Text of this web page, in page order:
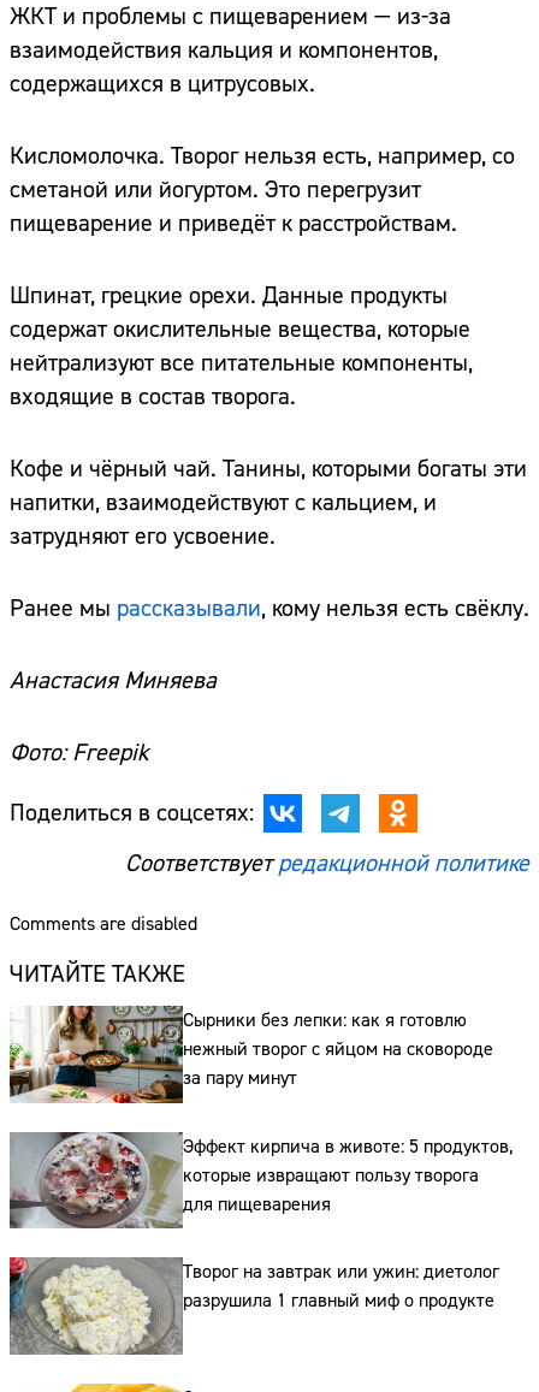
ЖКТ и проблемы с пищеварением — из-за
взаимодействия кальция и компонентов,
содержащихся в цитрусовых.
Кисломолочка. Творог нельзя есть, например, со
сметаной или йогуртом. Это перегрузит
пищеварение и приведёт к расстройствам.
Шпинат, грецкие орехи. Данные продукты
содержат окислительные вещества, которые
нейтрализуют все питательные компоненты,
входящие в состав творога.
Кофе и чёрный чай. Танины, которыми богаты эти
напитки, взаимодействуют с кальцием, и
затрудняют его усвоение.
Ранее мы рассказывали, кому нельзя есть свёклу.
Анастасия Миняева
Фото: Freepik
Поделиться в соцсетях:
Соответствуетредакционной политике
Comments are disabled
ЧИТАЙТЕ ТАКЖЕ
Сырники без лепки: как я готовлю
нежный творог с яйцом на сковороде
за пару минут
Эффект кирпича в животе: 5 продуктов,
которые извращают пользу творога
для пищеварения
Творог на завтрак или ужин: диетолог
разрушила 1 главный миф о продукте